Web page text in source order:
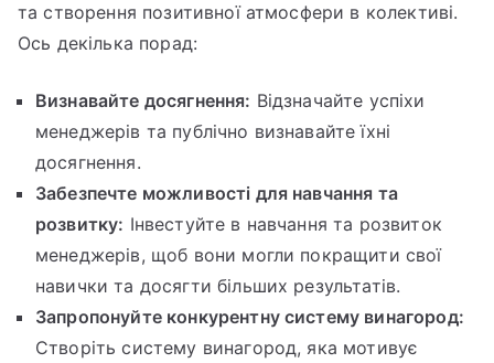
та створення позитивної атмосфери в колективі.
Ось декілька порад:
Визнавайте досягнення: Відзначайте успіхи
менеджерів та публічно визнавайте їхні
досягнення.
Забезпечте можливості для навчання та
розвитку: Інвестуйте в навчання та розвиток
менеджерів, щоб вони могли покращити свої
навички та досягти більших результатів.
Запропонуйте конкурентну систему винагород:
Створіть систему винагород, яка мотивує